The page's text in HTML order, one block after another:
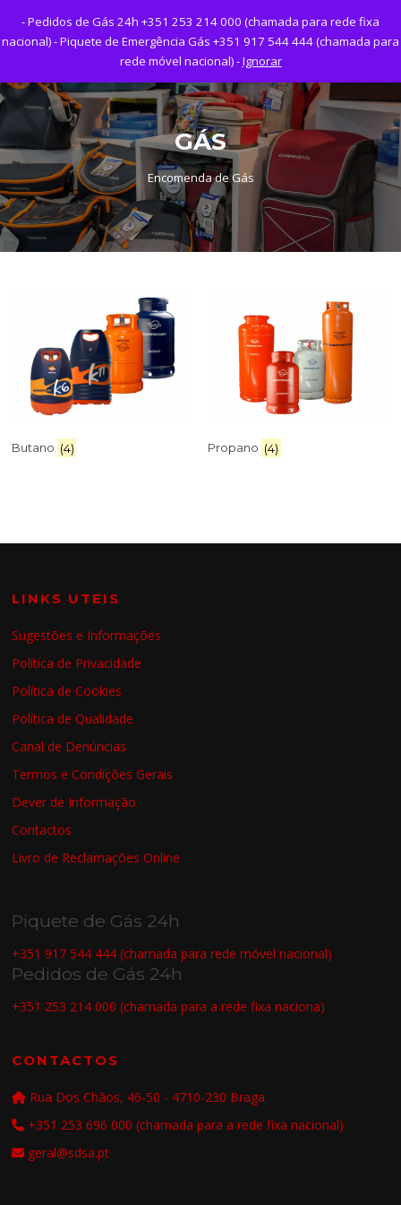
- Pedidos de Gás 24h +351 253 214 000 (chamada para rede fixa
nacional) - Piquete de Emergência Gás +351 917 544 444 (chamada para
rede móvel nacional) -Ignorar
para
o
Menu
GÁS
Encomenda de Gás
Butano (4) Propano (4)
LINKS UTEIS
Sugestões e Informações
Política de Privacidade
Política de Cookies
Política de Qualidade
Canal de Denúncias
Termos e Condições Gerais
Dever de Informação
Contactos
Livro de Reclamações Online
Piquete de Gás 24h
+351 917 544 444 (chamada para rede móvel nacional)
Pedidos de Gás 24h
+351 253 214 000 (chamada para a rede fixa naciona)
CONTACTOS
Rua Dos Chãos, 46-50 - 4710-230 Braga
+351 253 696 000 (chamada para a rede fixa nacional)
geral@sdsa.pt